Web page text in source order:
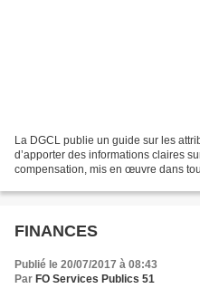
La DGCL publie un guide sur les
d’apporter des informations claires
compensation, mis en œuvre dans
FINANCES
Publié le 20/07/2017 à 08:43
Par FO Services Publics 51